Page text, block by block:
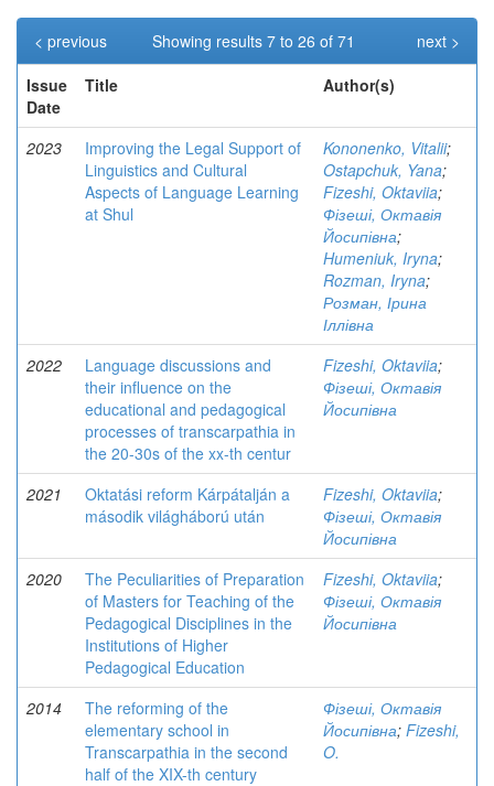
Showing results 7 to 26 of 71
< previous
next >
Issue
Date
Title Author(s)
2023
Improving the Legal Support of
Linguistics and Cultural
Aspects of Language Learning
at Shul
Kononenko, Vitalii;
Ostapchuk, Yana;
Fizeshi, Oktaviia;
Фізеші, Октавія
Йосипівна;
Humeniuk, Iryna;
Rozman, Iryna;
Розман, Ірина
Іллівна
2022
Language discussions and
their influence on the
educational and pedagogical
processes of transcarpathia in
the 20-30s of the xx-th centur
Fizeshi, Oktaviia;
Фізеші, Октавія
Йосипівна
2021
Oktatási reform Kárpátalján a
második világháború után
Fizeshi, Oktaviia;
Фізеші, Октавія
Йосипівна
2020
The Peculiarities of Preparation
of Masters for Teaching of the
Pedagogical Disciplines in the
Institutions of Higher
Pedagogical Education
Fizeshi, Oktaviia;
Фізеші, Октавія
Йосипівна
2014
The reforming of the
elementary school in
Transcarpathia in the second
half of the XIX-th century
Фізеші, Октавія
Йосипівна; Fizeshi,
O.